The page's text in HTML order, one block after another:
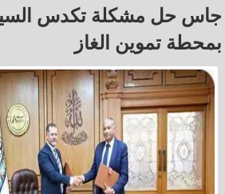
جاس حل مشكلة تكدس
بمحطة تموين الغاز